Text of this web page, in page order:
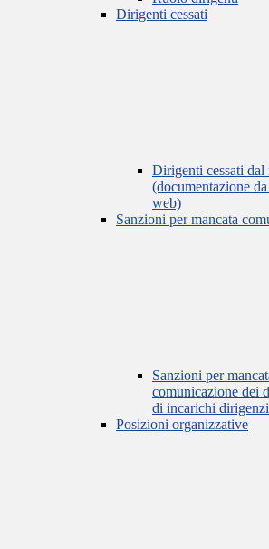
Dirigenti cessati
Dirigenti cessati
(documentazione
web)
Sanzioni per mancata
Sanzioni per
comunicazione dei
di incarichi
Posizioni organizzative